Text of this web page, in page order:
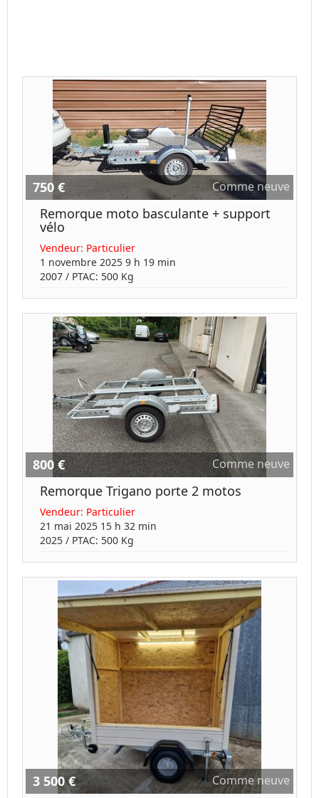
750 € Comme neuve
Remorque moto basculante + support
vélo
Vendeur: Particulier
1 novembre 2025 9 h 19 min
2007 / PTAC: 500 Kg
800 € Comme neuve
Remorque Trigano porte 2 motos
Vendeur: Particulier
21 mai 2025 15 h 32 min
2025 / PTAC: 500 Kg
3 500 € Comme neuve